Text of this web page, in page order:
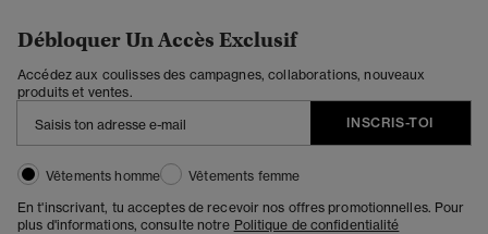
Débloquer Un Accès Exclusif
Accédez aux coulisses des campagnes, collaborations, nouveaux
produits et ventes.
INSCRIS-TOI
Vêtements homme
Vêtements femme
En t'inscrivant, tu acceptes de recevoir nos offres promotionnelles. Pour
plus d'informations, consulte notre Politique de confidentialité